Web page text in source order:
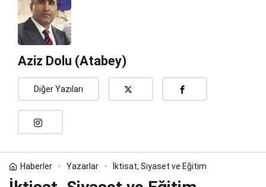
Aziz Dolu (Atabey)
Diğer Yazıları
Haberler Yazarlar İktisat, Siyaset ve Eğitim